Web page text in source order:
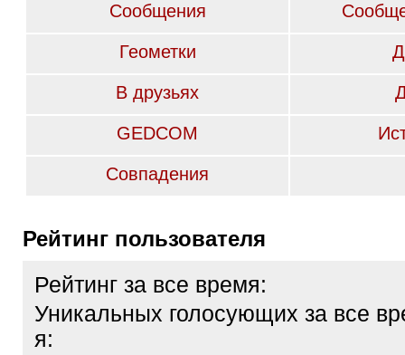
Сообщения
Геометки
В друзьях
GEDCOM
Совпадения
Рейтинг пользователя
Рейтинг за все время:
Уникальных голосующих за все
я: